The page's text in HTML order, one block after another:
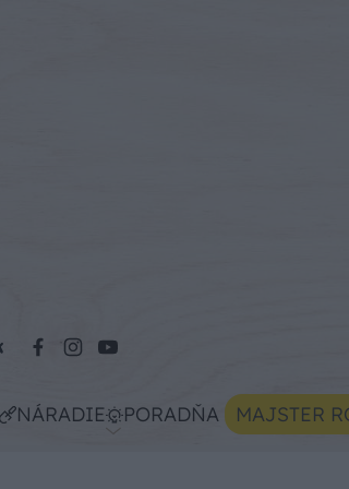
NÁRADIE PORADŇA MAJSTER